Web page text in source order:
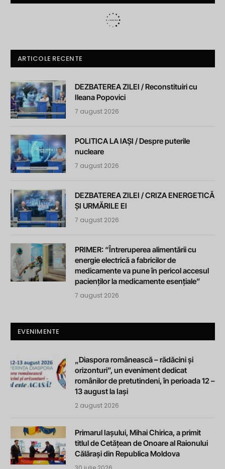
ARTICOLE RECENTE
DEZBATEREA ZILEI / Reconstituiri cu
Ileana Popovici
7 august 2026
POLITICA LA IAȘI / Despre puterile
nucleare
7 august 2026
DEZBATEREA ZILEI / CRIZA ENERGETICĂ
ȘI URMĂRILE EI
7 august 2026
PRIMER: “Întreruperea alimentării cu
energie electrică a fabricilor de
medicamente va pune în pericol accesul
pacienților la medicamente esențiale”
7 august 2026
EVENIMENTE
„Diaspora românească – rădăcini și
orizonturi”, un eveniment dedicat
românilor de pretutindeni, în perioada 12 –
13 august la Iași
2 august 2026
Primarul Iașului, Mihai Chirica, a primit
titlul de Cetățean de Onoare al Raionului
Călărași din Republica Moldova